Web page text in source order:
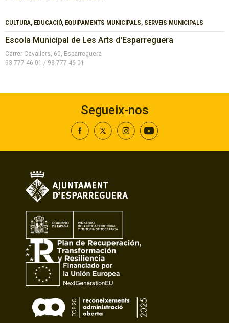
CULTURA, EDUCACIÓ, EQUIPAMENTS MUNICIPALS, SERVEIS MUNICIPALS
Escola Municipal de Les Arts d'Esparreguera
Carrer Cavallers, 60, Esparreguera
93 777 46 01 / 93 777 46 01
Segueix-nos